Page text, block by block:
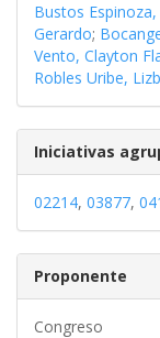
Bustos
Gerardo;
Vento, Clayton
Robles Uribe,
Iniciativas
02214, 03877,
Proponente
Congreso